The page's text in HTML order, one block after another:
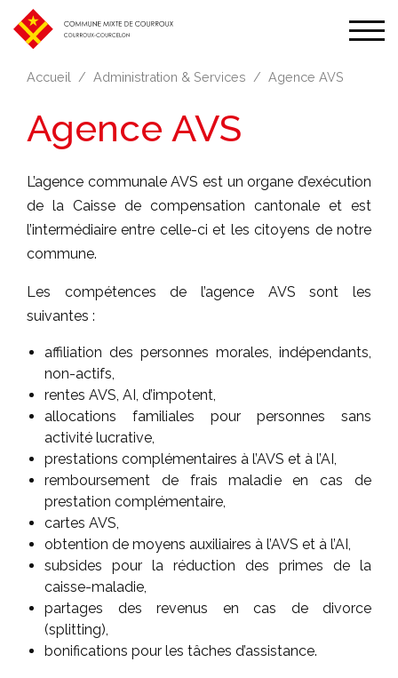
Accueil Administration & Services Agence AVS
Agence AVS
L’agence communale AVS est un organe d’exécution
de la Caisse de compensation cantonale et est
l’intermédiaire entre celle-ci et les citoyens de notre
commune.
Les compétences de l’agence AVS sont les
suivantes :
affiliation des personnes morales, indépendants,
non-actifs,
rentes AVS, AI, d’impotent,
allocations familiales pour personnes sans
activité lucrative,
prestations complémentaires à l’AVS et à l’AI,
remboursement de frais maladie en cas de
prestation complémentaire,
cartes AVS,
obtention de moyens auxiliaires à l’AVS et à l’AI,
subsides pour la réduction des primes de la
caisse-maladie,
partages des revenus en cas de divorce
(splitting),
bonifications pour les tâches d’assistance.